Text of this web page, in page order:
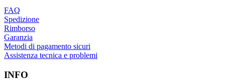
FAQ
Spedizione
Rimborso
Garanzia
Metodi di pagamento sicuri
Assistenza tecnica e problemi
INFO